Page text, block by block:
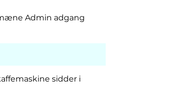
Admin adgang
sidder i